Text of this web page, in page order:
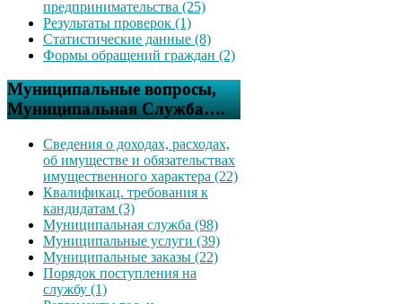
предпринимательства (25)
Результаты проверок (1)
Статистические данные (8)
Формы обращений граждан (2)
Муниципальные вопросы,
Муниципальная Служба….
Сведения о доходах, расходах,
об имуществе и обязательствах
имущественного характера (22)
Квалификац. требования к
кандидатам (3)
Муниципальная служба (98)
Муниципальные услуги (39)
Муниципальные заказы (22)
Порядок поступления на
службу (1)